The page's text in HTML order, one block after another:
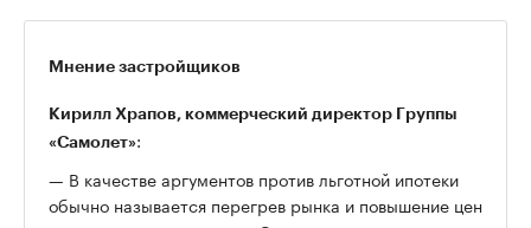
Мнение застройщиков
Кирилл Храпов, коммерческий директор Группы
«Самолет»:
— В качестве аргументов против льготной ипотеки
обычно называется перегрев рынка и повышение цен